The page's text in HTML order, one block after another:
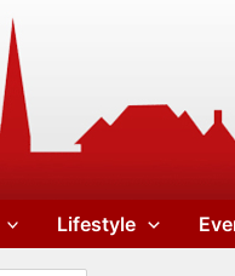
Lifestyle